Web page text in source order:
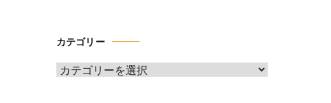
ブ
カテゴリー
カ